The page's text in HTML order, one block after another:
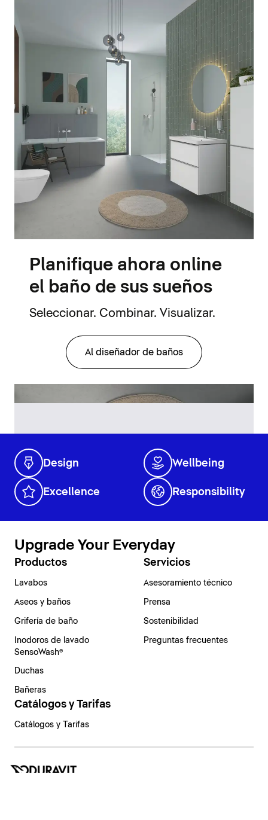
Planifique ahora online
el baño de sus sueños
Seleccionar. Combinar. Visualizar.
Al diseñador de baños
Design Wellbeing
Excellence Responsibility
Upgrade Your Everyday
Productos
Lavabos
Aseos y baños
Grifería de baño
Inodoros de lavado
SensoWash®
Duchas
Bañeras
Servicios
Asesoramiento técnico
Prensa
Sostenibilidad
Preguntas frecuentes
Catálogos y Tarifas
Catálogos y Tarifas